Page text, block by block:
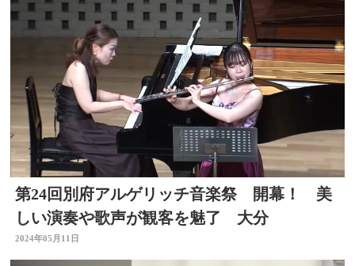
第24回別府アルゲリッチ音楽祭 開幕！ 美
しい演奏や歌声が観客を魅了 大分
2024年05月11日